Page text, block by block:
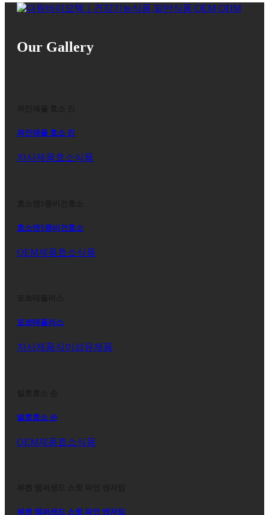
Our Gallery
파인애플 효소 진
자사제품효소식품
효소앤5종비건효소
OEM제품효소식품
포르테플러스
자사제품식이섬유제품
발효효소 순
OEM제품효소식품
뷰켄 앰퍼샌드 스윗 파인 엔자임